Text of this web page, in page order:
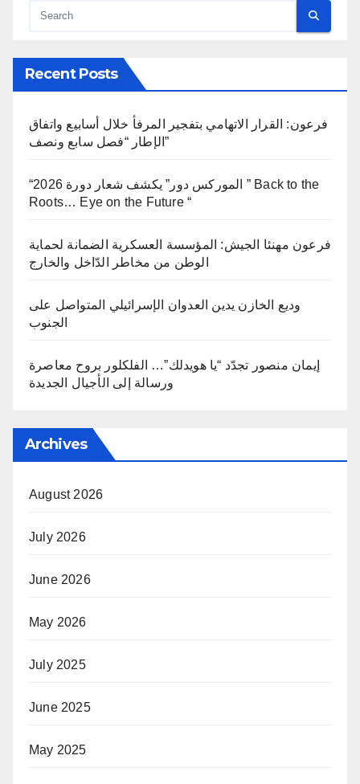
Recent Posts
فرعون: القرار الاتهامي بتفجير المرفأ خلال أسابيع واتفاق
الإطار “فصل سابع ونصف”
“الموركس دور” يكشف شعار دورة 2026 ” Back to the
Roots… Eye on the Future “
فرعون مهنئا الجيش: المؤسسة العسكرية الضمانة لحماية
الوطن من مخاطر الدّاخل والخارج
وديع الخازن يدين العدوان الإسرائيلي المتواصل على
الجنوب
إيمان منصور تجدّد “يا هويدلك”… الفلكلور بروح معاصرة
ورسالة إلى الأجيال الجديدة
Archives
August 2026
July 2026
June 2026
May 2026
July 2025
June 2025
May 2025